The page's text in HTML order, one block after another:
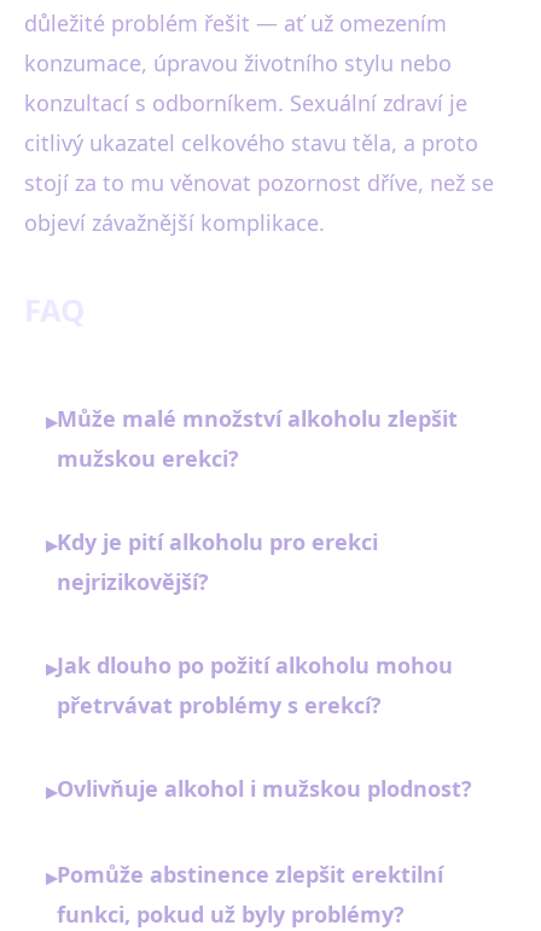
důležité problém řešit — ať už omezením
konzumace, úpravou životního stylu nebo
konzultací s odborníkem. Sexuální zdraví je
citlivý ukazatel celkového stavu těla, a proto
stojí za to mu věnovat pozornost dříve, než se
objeví závažnější komplikace.
▸Může malé množství alkoholu zlepšit
mužskou erekci?
▸Kdy je pití alkoholu pro erekci
nejrizikovější?
▸Jak dlouho po požití alkoholu mohou
přetrvávat problémy s erekcí?
▸Ovlivňuje alkohol i mužskou plodnost?
▸Pomůže abstinence zlepšit erektilní
funkci, pokud už byly problémy?